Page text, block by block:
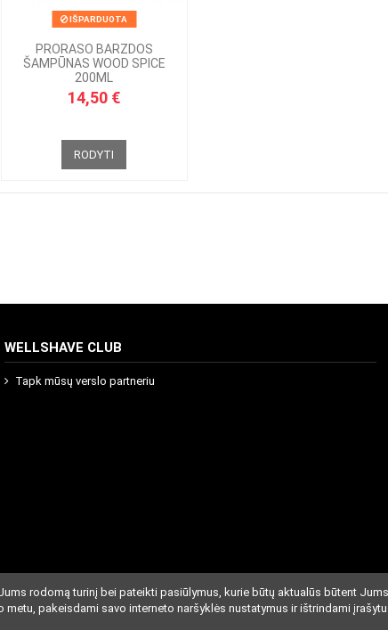
IŠPARDUOTA
PRORASO BARZDOS
ŠAMPŪNAS WOOD SPICE
200ML
14,50 €
RODYTI
WELLSHAVE CLUB
Tapk mūsų verslo partneriu
rodomą turinį bei pateikti pasiūlymus, kurie būtų aktualūs būtent
pakeisdami savo interneto naršyklės nustatymus ir ištrindami